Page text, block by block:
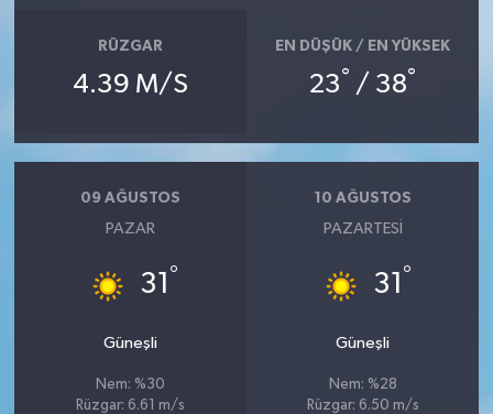
RÜZGAR
4.39 M/S
EN DÜŞÜK / EN YÜKSEK
23° / 38°
09 AĞUSTOS
PAZAR
31 °
Güneşli
Nem: %30
Rüzgar: 6.61 m/s
10 AĞUSTOS
PAZARTESI
31 °
Güneşli
Nem: %28
Rüzgar: 6.50 m/s